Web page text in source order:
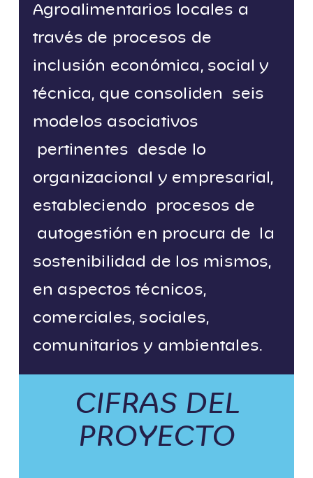
Agroalimentarios locales a
través de procesos de
inclusión económica, social y
técnica, que consoliden seis
modelos asociativos
pertinentes desde lo
organizacional y empresarial,
estableciendo procesos de
autogestión en procura de la
sostenibilidad de los mismos,
en aspectos técnicos,
comerciales, sociales,
comunitarios y ambientales.
CIFRAS DEL
PROYECTO